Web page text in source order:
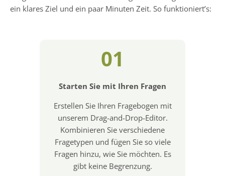
ein klares Ziel und ein paar Minuten Zeit. So funktioniert’s:
01
Starten Sie mit Ihren Fragen
Erstellen Sie Ihren Fragebogen mit
unserem Drag-and-Drop-Editor.
Kombinieren Sie verschiedene
Fragetypen und fügen Sie so viele
Fragen hinzu, wie Sie möchten. Es
gibt keine Begrenzung.